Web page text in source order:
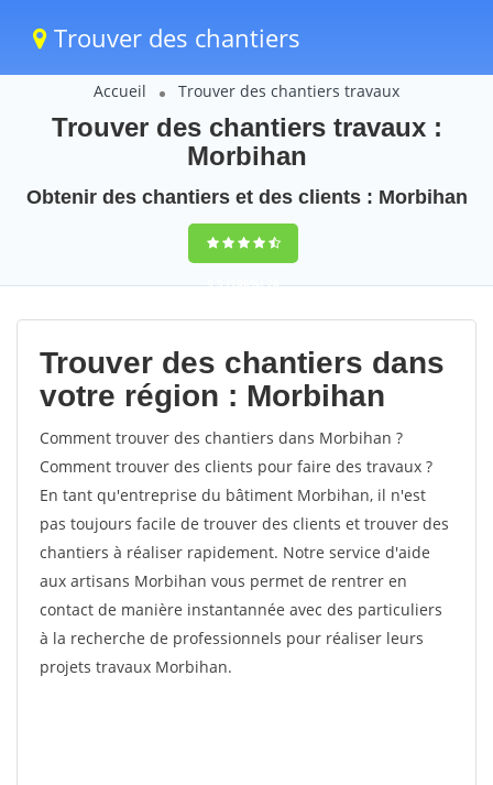
Trouver des chantiers
Accueil Trouver des chantiers travaux
Trouver des chantiers travaux :
Morbihan
Obtenir des chantiers et des clients : Morbihan
9,5(100%)76
votes
Trouver des chantiers dans
votre région : Morbihan
Comment trouver des chantiers dans Morbihan ?
Comment trouver des clients pour faire des travaux ?
En tant qu'entreprise du bâtiment Morbihan, il n'est
pas toujours facile de trouver des clients et trouver des
chantiers à réaliser rapidement. Notre service d'aide
aux artisans Morbihan vous permet de rentrer en
contact de manière instantannée avec des particuliers
à la recherche de professionnels pour réaliser leurs
projets travaux Morbihan.